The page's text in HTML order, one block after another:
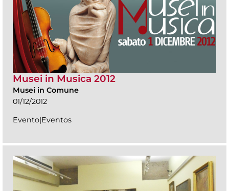
Musei in Musica 2012
Musei in Comune
01/12/2012
Evento|Eventos